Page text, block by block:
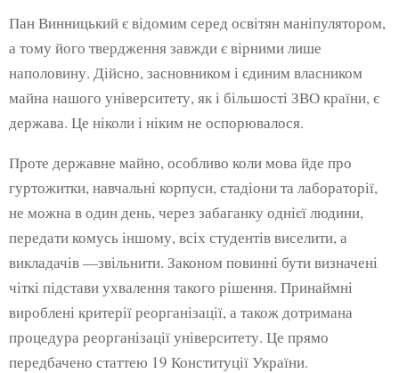
Пан Винницький є відомим серед освітян маніпулятором,
а тому його твердження завжди є вірними лише
наполовину. Дійсно, засновником і єдиним власником
майна нашого університету, як і більшості ЗВО країни, є
держава. Це ніколи і ніким не оспорювалося.
Проте державне майно, особливо коли мова йде про
гуртожитки, навчальні корпуси, стадіони та лабораторії,
не можна в один день, через забаганку однієї людини,
передати комусь іншому, всіх студентів виселити, а
викладачів —звільнити. Законом повинні бути визначені
чіткі підстави ухвалення такого рішення. Принаймні
вироблені критерії реорганізації, а також дотримана
процедура реорганізації університету. Це прямо
передбачено статтею 19 Конституції України.